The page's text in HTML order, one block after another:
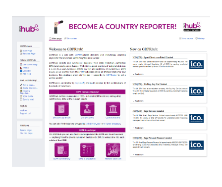
Jäsenten login
Meistä
Tiimi
Vuosikertomukset
Usein kysyttyä
Rekry
Edustajakanne